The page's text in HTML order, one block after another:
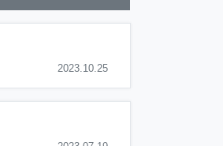
2023.10.25